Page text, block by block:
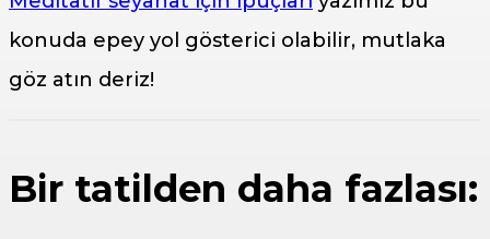
konuda epey yol gösterici olabilir, mutlaka
göz atın deriz!
Bir tatilden daha fazlası: